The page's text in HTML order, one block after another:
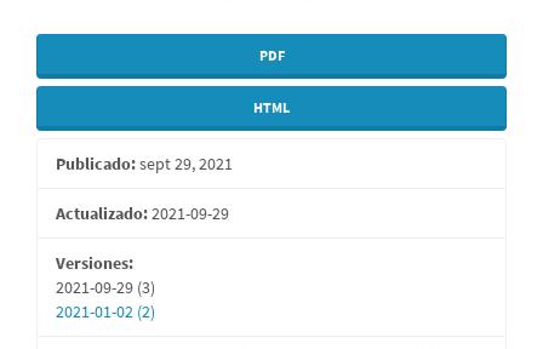
PDF
HTML
Publicado:sept 29, 2021
Actualizado:2021-09-29
Versiones:
2021-09-29 (3)
2021-01-02 (2)